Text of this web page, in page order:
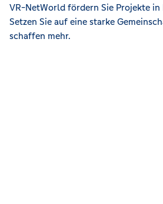
VR-NetWorld fördern Sie Projekte
Setzen Sie auf eine starke
schaffen mehr.